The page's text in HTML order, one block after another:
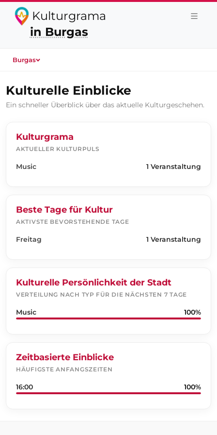
Kulturgrama
in Burgas
Burgas
Kulturelle Einblicke
Ein schneller Überblick über das aktuelle Kulturgeschehen.
Kulturgrama
AKTUELLER KULTURPULS
Music 1 Veranstaltung
Beste Tage für Kultur
AKTIVSTE BEVORSTEHENDE TAGE
Freitag 1 Veranstaltung
Kulturelle Persönlichkeit der Stadt
VERTEILUNG NACH TYP FÜR DIE NÄCHSTEN 7 TAGE
Music 100%
Zeitbasierte Einblicke
HÄUFIGSTE ANFANGSZEITEN
16:00 100%